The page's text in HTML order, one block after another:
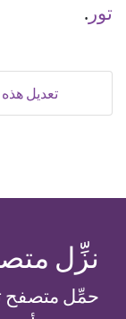
تور .
تعديل
نزِّل
حمِّل متصفح